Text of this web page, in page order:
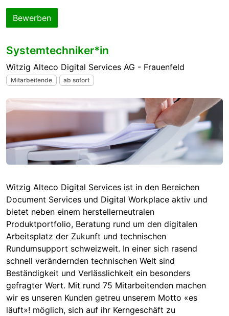
Bewerben
Systemtechniker*in
Witzig Alteco Digital Services AG - Frauenfeld
Mitarbeitende ab sofort
Witzig Alteco Digital Services ist in den Bereichen
Document Services und Digital Workplace aktiv und
bietet neben einem herstellerneutralen
Produktportfolio, Beratung rund um den digitalen
Arbeitsplatz der Zukunft und technischen
Rundumsupport schweizweit. In einer sich rasend
schnell verändernden technischen Welt sind
Beständigkeit und Verlässlichkeit ein besonders
gefragter Wert. Mit rund 75 Mitarbeitenden machen
wir es unseren Kunden getreu unserem Motto «es
läuft»! möglich, sich auf ihr Kerngeschäft zu